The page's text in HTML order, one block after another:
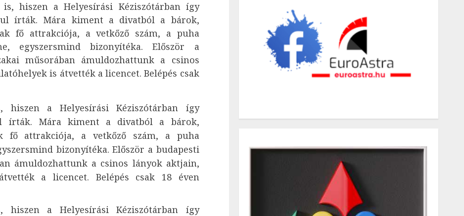
hiszen a Helyesírási Kéziszótárban így
írták. Mára kiment a divatból a bárok,
fő attrakciója, a vetkőző szám, a puha
egyszersmind bizonyítéka. Először a
műsorában ámuldozhattunk a csinos
is átvették a licencet. Belépés csak
a Helyesírási Kéziszótárban így
írták. Mára kiment a divatból a bárok,
fő attrakciója, a vetkőző szám, a puha
bizonyítéka. Először a budapesti
ámuldozhattunk a csinos lányok aktjain,
a licencet. Belépés csak 18 éven
a Helyesírási Kéziszótárban így